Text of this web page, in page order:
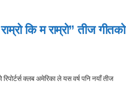
कि म राम्रो” तीज गीतको
क्लब अमेरिका ले यस वर्ष पनि नयाँ तीज